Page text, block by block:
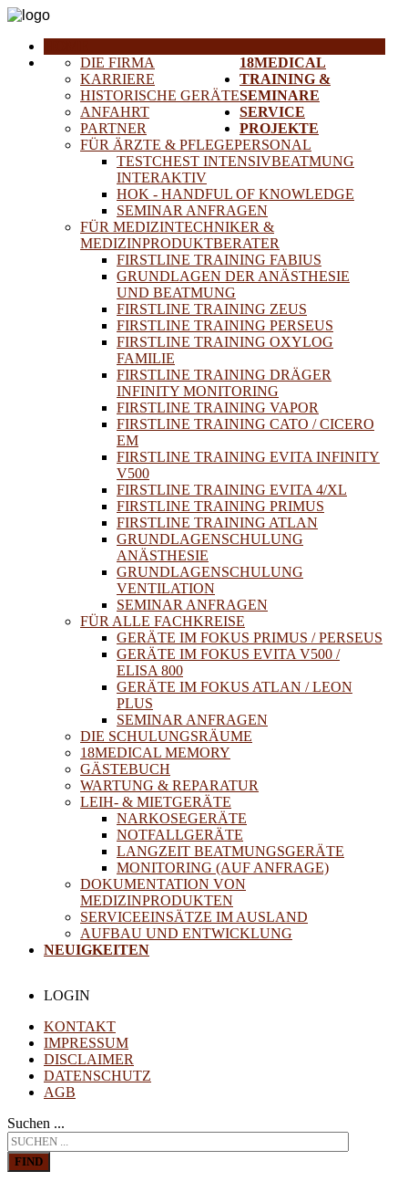
18MEDICAL
DIE FIRMA
KARRIERE
HISTORISCHE GERÄTE
ANFAHRT
PARTNER
TRAINING &
SEMINARE
FÜR ÄRZTE & PFLEGEPERSONAL
TESTCHEST INTENSIVBEATMUNG
INTERAKTIV
HOK - HANDFUL OF KNOWLEDGE
SEMINAR ANFRAGEN
FÜR MEDIZINTECHNIKER &
MEDIZINPRODUKTBERATER
FIRSTLINE TRAINING FABIUS
GRUNDLAGEN DER ANÄSTHESIE
UND BEATMUNG
FIRSTLINE TRAINING ZEUS
FIRSTLINE TRAINING PERSEUS
FIRSTLINE TRAINING OXYLOG
FAMILIE
FIRSTLINE TRAINING DRÄGER
INFINITY MONITORING
FIRSTLINE TRAINING VAPOR
FIRSTLINE TRAINING CATO / CICERO
EM
FIRSTLINE TRAINING EVITA INFINITY
V500
FIRSTLINE TRAINING EVITA 4/XL
FIRSTLINE TRAINING PRIMUS
FIRSTLINE TRAINING ATLAN
GRUNDLAGENSCHULUNG
ANÄSTHESIE
GRUNDLAGENSCHULUNG
VENTILATION
SEMINAR ANFRAGEN
FÜR ALLE FACHKREISE
GERÄTE IM FOKUS PRIMUS / PERSEUS
GERÄTE IM FOKUS EVITA V500 /
ELISA 800
GERÄTE IM FOKUS ATLAN / LEON
PLUS
SEMINAR ANFRAGEN
DIE SCHULUNGSRÄUME
18MEDICAL MEMORY
GÄSTEBUCH
SERVICE
WARTUNG & REPARATUR
LEIH- & MIETGERÄTE
NARKOSEGERÄTE
NOTFALLGERÄTE
LANGZEIT BEATMUNGSGERÄTE
MONITORING (AUF ANFRAGE)
DOKUMENTATION VON
MEDIZINPRODUKTEN
PROJEKTE
SERVICEEINSÄTZE IM AUSLAND
AUFBAU UND ENTWICKLUNG
NEUIGKEITEN
LOGIN
KONTAKT
IMPRESSUM
DISCLAIMER
DATENSCHUTZ
AGB
Suchen ...
FIND